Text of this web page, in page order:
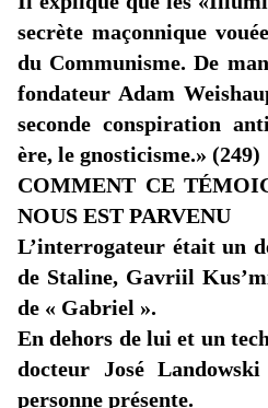
secrète maçonnique
du Communisme. De
fondateur Adam
seconde conspiration
ère, le gnosticisme.» (249)
COMMENT CE
NOUS EST PARVENU
L’interrogateur était un
de Staline, Gavriil
de « Gabriel ».
En dehors de lui et un
docteur José
personne présente.